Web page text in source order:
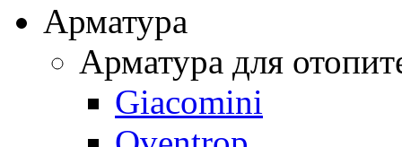
Арматура
Арматура для
Giacomini